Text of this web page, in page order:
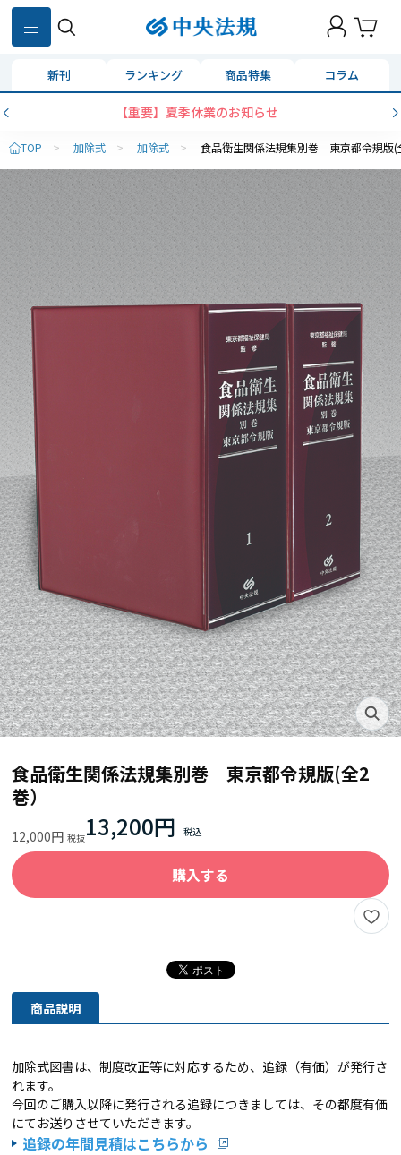
新刊 ランキング 商品特集 コラム
コンビニ決済に「セブンイレブン」を追加いたしま
TOP > 加除式 > 加除式 > 食品衛生関係法規集別巻 東京都令規版(
食品衛生関係法規集別巻 東京都令規版(全2
巻）
12,000円 13,200円
購入する
商品説明
加除式図書は、制度改正等に対応するため、追録（有価）が発行さ
れます。
今回のご購入以降に発行される追録につきましては、 その都度有価
にてお送りさせていただきます。
追録の年間見積はこちらから